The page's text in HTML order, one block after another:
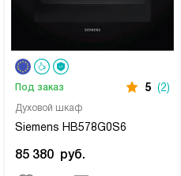
Духовой шкаф
Siemens HB578G0S6
Под заказ 5 (2)
85 380 руб.